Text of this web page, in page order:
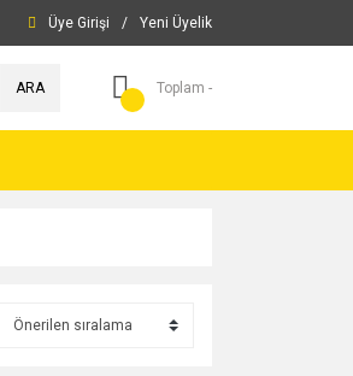
Üye Girişi / Yeni Üyelik
ARA Toplam -